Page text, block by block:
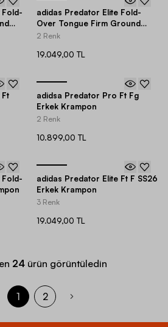
Fold-
adidas Predator Elite Fold-
Over Tongue Firm Ground
Erkek Krampon
2 Renk
19.049,00 TL
adidsa Predator Pro Ft Fg
Erkek Krampon
2 Renk
10.899,00 TL
Fold-
adidas Predator Elite Ft F SS26
Erkek Krampon
3 Renk
19.049,00 TL
24 ürün görüntüledin
1 2